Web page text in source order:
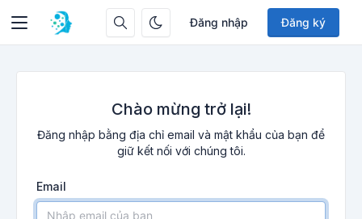
Đăng nhập Đăng ký
Chào mừng trở lại!
Đăng nhập bằng địa chỉ email và mật khẩu của bạn để
giữ kết nối với chúng tôi.
Email